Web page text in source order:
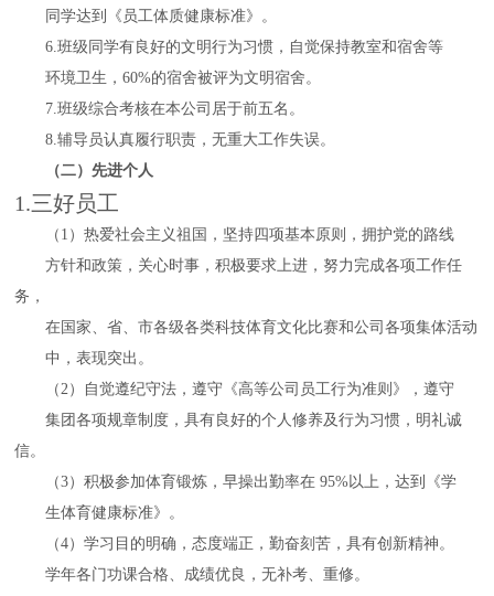
同学达到《员工体质健康标准》。
6.班级同学有良好的文明行为习惯，自觉保持教室和宿舍等
环境卫生，60%的宿舍被评为文明宿舍。
7.班级综合考核在本公司居于前五名。
8.辅导员认真履行职责，无重大工作失误。
（二）先进个人
1.三好员工
（1）热爱社会主义祖国，坚持四项基本原则，拥护党的路线
方针和政策，关心时事，积极要求上进，努力完成各项工作任
务，
在国家、省、市各级各类科技体育文化比赛和公司各项集体活动
中，表现突出。
（2）自觉遵纪守法，遵守《高等公司员工行为准则》，遵守
集团各项规章制度，具有良好的个人修养及行为习惯，明礼诚
信。
（3）积极参加体育锻炼，早操出勤率在 95%以上，达到《学
生体育健康标准》。
（4）学习目的明确，态度端正，勤奋刻苦，具有创新精神。
学年各门功课合格、成绩优良，无补考、重修。